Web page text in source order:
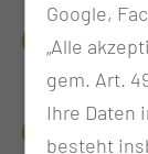
DAS
Google,
„Alle
gem. Art.
Ihre Daten
besteht